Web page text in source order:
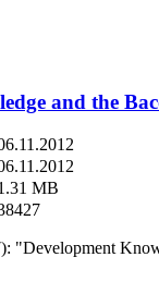
and the
MB
"Development